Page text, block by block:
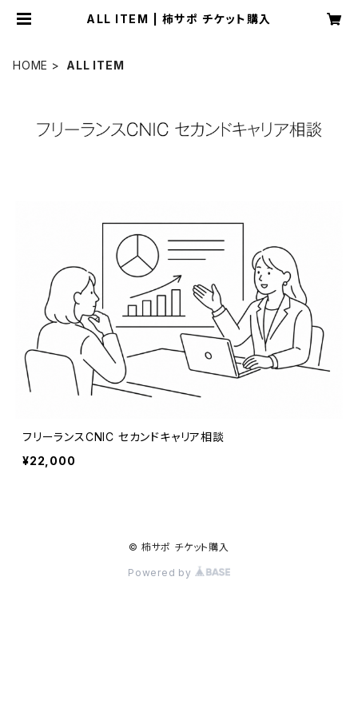
ALL ITEM | 柿サポ チケット購入
HOME ALL ITEM
フリーランスCNIC セカンドキャリア相談
¥22,000
© 柿サポ チケット購入
Powered by